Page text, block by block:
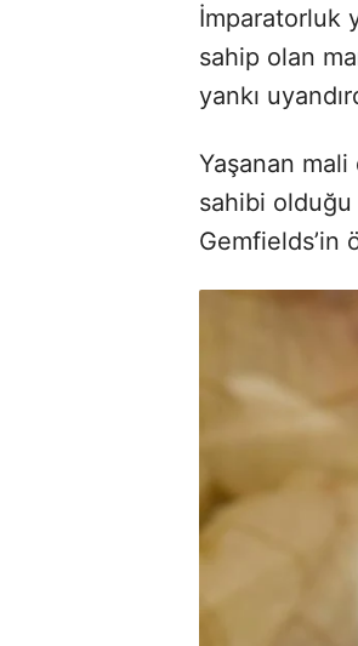
İmparatorluk
sahip olan
yankı
Yaşanan mali
sahibi olduğu
Gemfields’in